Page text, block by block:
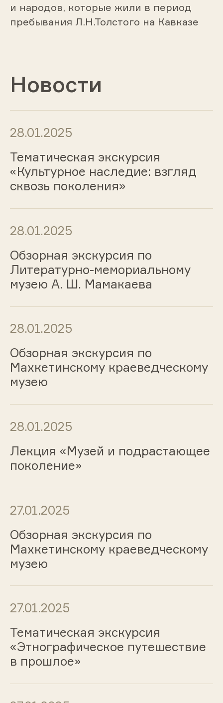
и народов, которые жили в период
пребывания Л.Н.Толстого на Кавказе
Новости
28.01.2025
Тематическая экскурсия
«Культурное наследие: взгляд
сквозь поколения»
28.01.2025
Обзорная экскурсия по
Литературно-мемориальному
музею А. Ш. Мамакаева
28.01.2025
Обзорная экскурсия по
Махкетинскому краеведческому
музею
28.01.2025
Лекция «Музей и подрастающее
поколение»
27.01.2025
Обзорная экскурсия по
Махкетинскому краеведческому
музею
27.01.2025
Тематическая экскурсия
«Этнографическое путешествие
в прошлое»